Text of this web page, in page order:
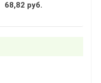
68,82 руб.